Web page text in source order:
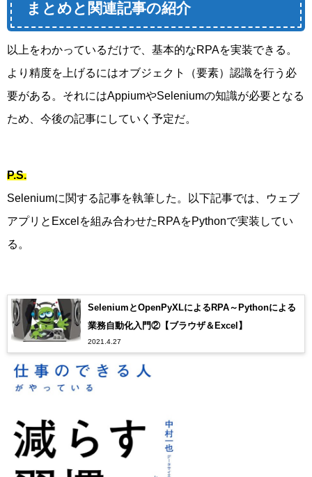
まとめと関連記事の紹介
以上をわかっているだけで、基本的なRPAを実装できる。
より精度を上げるにはオブジェクト（要素）認識を行う必
要がある。それにはAppiumやSeleniumの知識が必要となる
ため、今後の記事にしていく予定だ。
P.S.
Seleniumに関する記事を執筆した。以下記事では、ウェブ
アプリとExcelを組み合わせたRPAをPythonで実装してい
る。
SeleniumとOpenPyXLによるRPA～Pythonによる
業務自動化入門②【ブラウザ＆Excel】
2021.4.27